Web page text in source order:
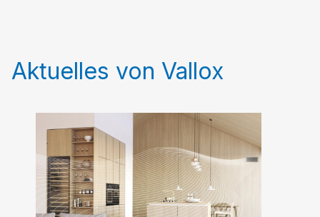
Aktuelles von Vallox